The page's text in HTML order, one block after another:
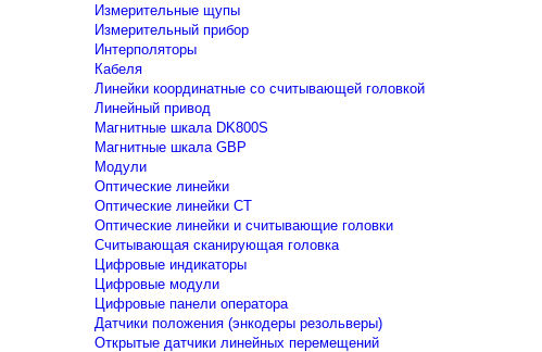
Измерительные щупы
Измерительный прибор
Интерполяторы
Кабеля
Линейки координатные со считывающей головкой
Линейный привод
Магнитные шкала DK800S
Магнитные шкала GBP
Модули
Оптические линейки
Оптические линейки CT
Оптические линейки и считывающие головки
Считывающая сканирующая головка
Цифровые индикаторы
Цифровые модули
Цифровые панели оператора
Датчики положения (энкодеры резольверы)
Открытые датчики линейных перемещений